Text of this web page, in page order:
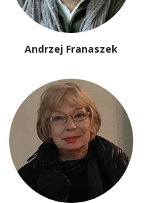
Andrzej Franaszek